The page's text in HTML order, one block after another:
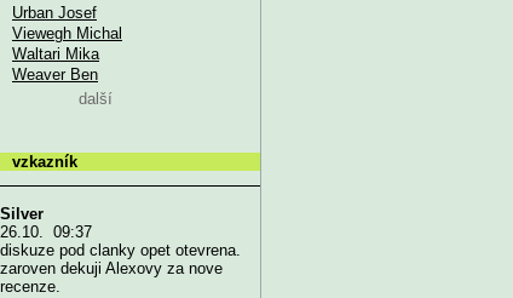
Urban Josef
Viewegh Michal
Waltari Mika
Weaver Ben
další
vzkazník
Silver
26.10. 09:37
diskuze pod clanky opet otevrena.
zaroven dekuji Alexovy za nove
recenze.